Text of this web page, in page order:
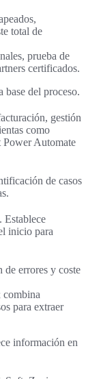
total de
prueba de
certificados.
base del proceso.
gestión
como
Automate
de casos
Establece
inicio para
de errores y coste
combina
para extraer
información en